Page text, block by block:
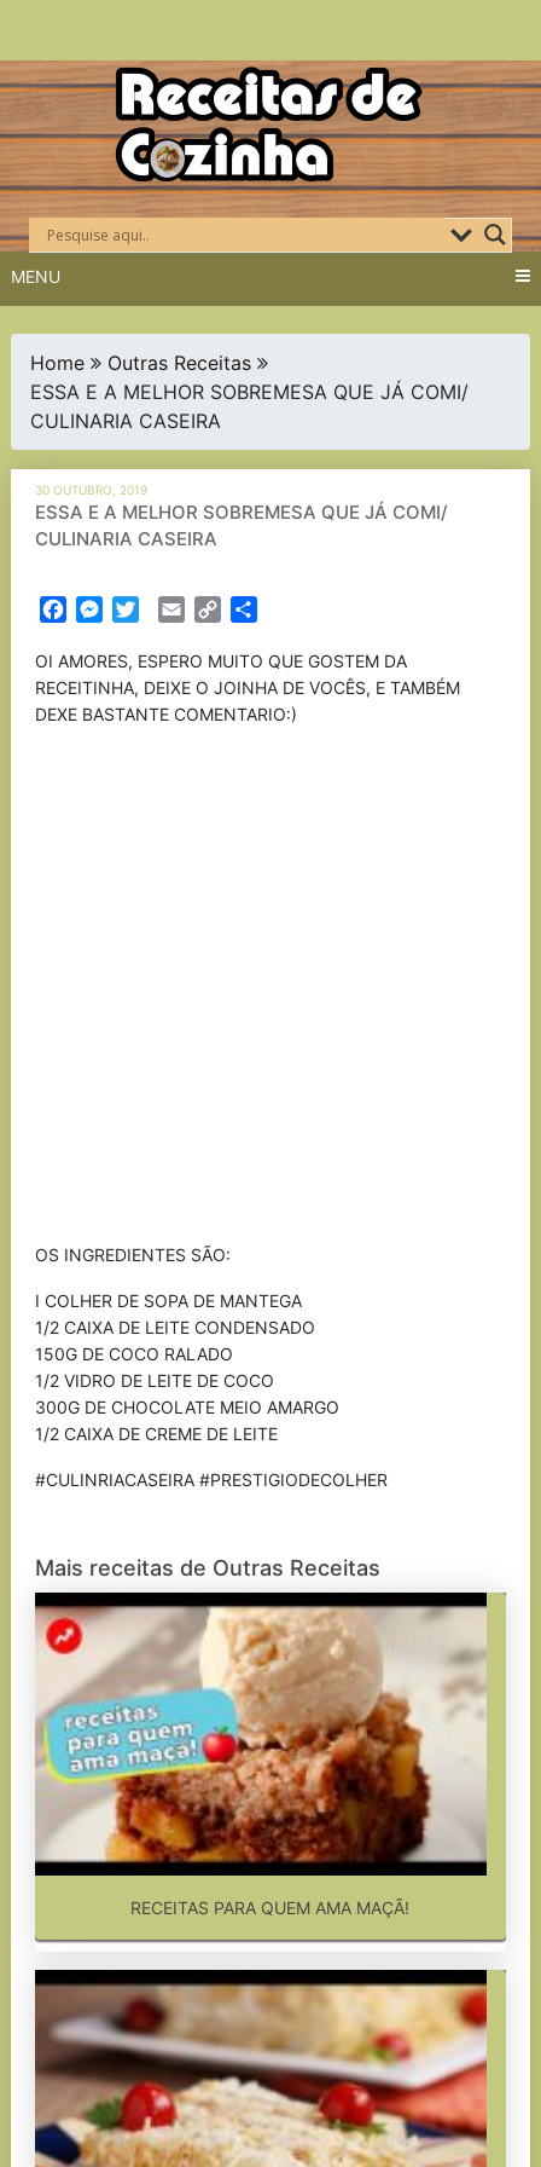
Skip
to
content
MENU
Home
Outras Receitas
ESSA E A MELHOR SOBREMESA QUE JÁ COMI/
CULINARIA CASEIRA
30 OUTUBRO, 2019
ESSA E A MELHOR SOBREMESA QUE JÁ COMI/
CULINARIA CASEIRA
FacebookMessenger
TwitterEmail Copy
OI AMORES, ESPERO MUITO QUE GOSTEM DA
RECEITINHA, DEIXE O JOINHA DE VOCÊS, E TAMBÉM
DEXE BASTANTE COMENTARIO:)
OS INGREDIENTES SÃO:
I COLHER DE SOPA DE MANTEGA
1/2 CAIXA DE LEITE CONDENSADO
150G DE COCO RALADO
1/2 VIDRO DE LEITE DE COCO
300G DE CHOCOLATE MEIO AMARGO
1/2 CAIXA DE CREME DE LEITE
#CULINRIACASEIRA #PRESTIGIODECOLHER
Mais receitas de Outras Receitas
RECEITAS PARA QUEM AMA MAÇÃ!